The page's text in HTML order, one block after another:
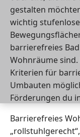
gestalten
wichtig
barrierefreies
Wohnräume
Kriterien für
Umbauten
Förderungen du
Barrierefreies